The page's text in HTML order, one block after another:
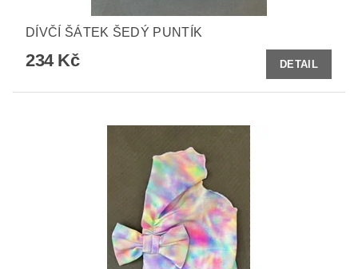
DÍVČÍ ŠÁTEK ŠEDÝ PUNTÍK
234 Kč DETAIL